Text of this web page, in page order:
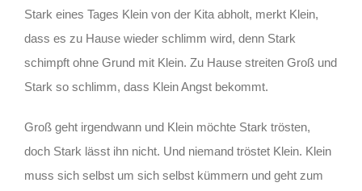
Stark eines Tages Klein von der Kita abholt, merkt Klein,
dass es zu Hause wieder schlimm wird, denn Stark
schimpft ohne Grund mit Klein. Zu Hause streiten Groß und
Stark so schlimm, dass Klein Angst bekommt.
Groß geht irgendwann und Klein möchte Stark trösten,
doch Stark lässt ihn nicht. Und niemand tröstet Klein. Klein
muss sich selbst um sich selbst kümmern und geht zum